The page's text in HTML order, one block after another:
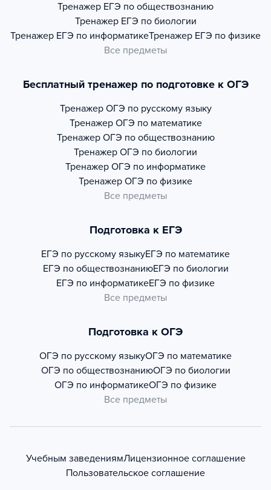
Тренажер ЕГЭ по обществознанию
Тренажер ЕГЭ по биологии
Тренажер ЕГЭ по информатикеТренажер ЕГЭ по физике
Все предметы
Бесплатный тренажер по подготовке к ОГЭ
Тренажер ОГЭ по русскому языку
Тренажер ОГЭ по математике
Тренажер ОГЭ по обществознанию
Тренажер ОГЭ по биологии
Тренажер ОГЭ по информатике
Тренажер ОГЭ по физике
Все предметы
Подготовка к ЕГЭ
ЕГЭ по русскому языкуЕГЭ по математике
ЕГЭ по обществознаниюЕГЭ по биологии
ЕГЭ по информатикеЕГЭ по физике
Все предметы
Подготовка к ОГЭ
ОГЭ по русскому языкуОГЭ по математике
ОГЭ по обществознаниюОГЭ по биологии
ОГЭ по информатикеОГЭ по физике
Все предметы
Учебным заведениямЛицензионное соглашение
Пользовательское соглашение